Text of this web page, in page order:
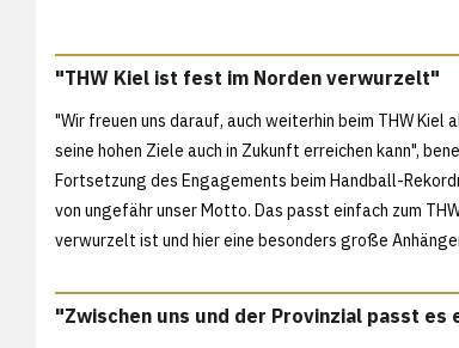
"THW Kiel ist fest im Norden verwurzelt"
"Wir freuen uns darauf, auch weiterhin beim THW Kiel
seine hohen Ziele auch in Zukunft erreichen kann",
Fortsetzung des Engagements beim Handball-
von ungefähr unser Motto. Das passt einfach zum
verwurzelt ist und hier eine besonders große
"Zwischen uns und der Provinzial passt es